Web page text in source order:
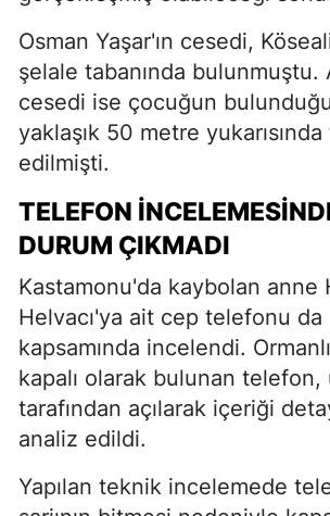
Osman Yaşar'ın cesedi,
şelale tabanında bulunmuştu.
cesedi ise çocuğun
yaklaşık 50 metre
edilmişti.
TELEFON
DURUM ÇIKMADI
Kastamonu'da kaybolan anne
Helvacı'ya ait cep telefonu da
kapsamında incelendi.
kapalı olarak bulunan telefon,
tarafından açılarak içeriği
analiz edildi.
Yapılan teknik incelemede